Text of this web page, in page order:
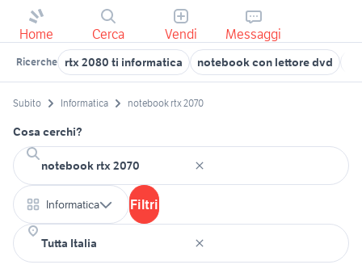
Home Cerca Vendi Messaggi
Ricerche rtx 2080 ti informatica notebook con lettore dvd
Subito Informatica notebook rtx 2070
Cosa cerchi?
Informatica Filtri